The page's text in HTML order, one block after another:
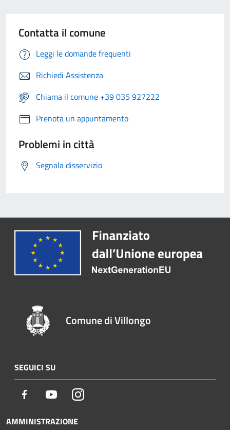
Contatta il comune
Leggi le domande frequenti
Richiedi Assistenza
Chiama il comune +39 035 927222
Prenota un appuntamento
Problemi in città
Segnala disservizio
Comune di Villongo
SEGUICI SU
Facebook YoutubeInstagram
AMMINISTRAZIONE